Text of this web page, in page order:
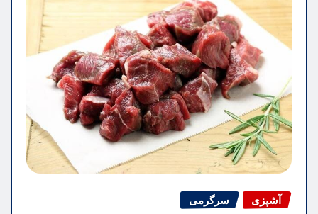
آشپزی سرگرمی